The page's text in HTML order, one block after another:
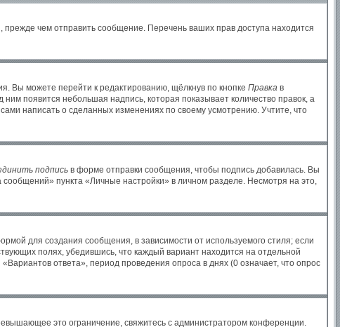
чем отправить сообщение. Перечень ваших прав доступа находится
Вы можете перейти к редактированию, щёлкнув по кнопке Правка в
появится небольшая надпись, которая показывает количество правок, а
написать о сделанных изменениях по своему усмотрению. Учтите, что
подпись в форме отправки сообщения, чтобы подпись добавилась. Вы
пункта «Личные настройки» в личном разделе. Несмотря на это,
для создания сообщения, в зависимости от используемого стиля; если
полях, убедившись, что каждый вариант находится на отдельной
ответа», период проведения опроса в днях (0 означает, что опрос
это ограничение, свяжитесь с администратором конференции.